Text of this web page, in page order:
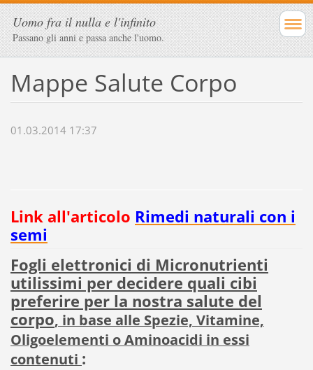
Uomo fra il nulla e l'infinito
Passano gli anni e passa anche l'uomo.
Mappe Salute Corpo
01.03.2014 17:37
Link all'articolo Rimedi naturali con i
semi
Fogli elettronici di Micronutrienti
utilissimi per decidere quali cibi
preferire per la nostra salute del
corpo, in base alle Spezie, Vitamine,
Oligoelementi o Aminoacidi in essi
contenuti :